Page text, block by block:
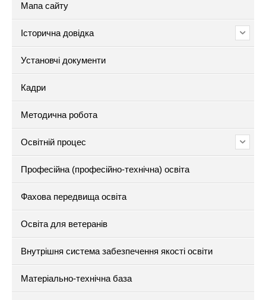
Мапа сайту
Історична довідка
Установчі документи
Кадри
Методична робота
Освітній процес
Професійна (професійно-технічна) освіта
Фахова передвища освіта
Освіта для ветеранів
Внутрішня система забезпечення якості освіти
Матеріально-технічна база